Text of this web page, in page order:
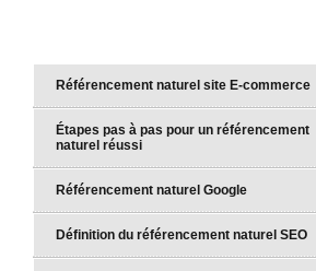
Référencement naturel site E-commerce
Étapes pas à pas pour un référencement
naturel réussi
Référencement naturel Google
Définition du référencement naturel SEO